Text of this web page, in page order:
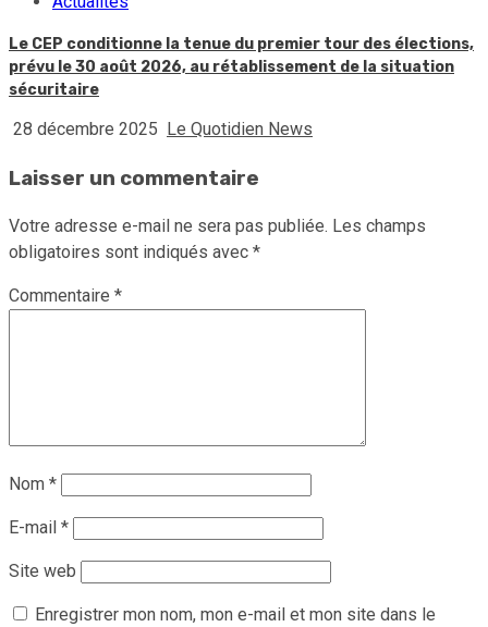
Le CEP conditionne la tenue du premier tour des élections,
prévu le 30 août 2026, au rétablissement de la situation
sécuritaire
28 décembre 2025 Le Quotidien News
Laisser un commentaire
Votre adresse e-mail ne sera pas publiée. Les champs
obligatoires sont indiqués avec *
Commentaire *
Nom *
E-mail *
Site web
Enregistrer mon nom, mon e-mail et mon site dans le